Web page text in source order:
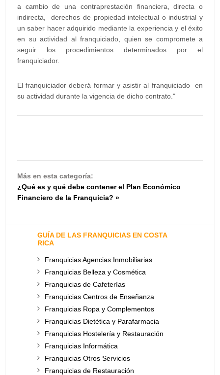
a cambio de una contraprestación financiera, directa o
indirecta, derechos de propiedad intelectual o industrial y
un saber hacer adquirido mediante la experiencia y el éxito
en su actividad al franquiciado, quien se compromete a
seguir los procedimientos determinados por el
franquiciador.
El franquiciador deberá formar y asistir al franquiciado en
su actividad durante la vigencia de dicho contrato."
Más en esta categoría:
¿Qué es y qué debe contener el Plan Económico
Financiero de la Franquicia? »
GUÍA DE LAS FRANQUICIAS EN COSTA
RICA
Franquicias Agencias Inmobiliarias
Franquicias Belleza y Cosmética
Franquicias de Cafeterías
Franquicias Centros de Enseñanza
Franquicias Ropa y Complementos
Franquicias Dietética y Parafarmacia
Franquicias Hostelería y Restauración
Franquicias Informática
Franquicias Otros Servicios
Franquicias de Restauración